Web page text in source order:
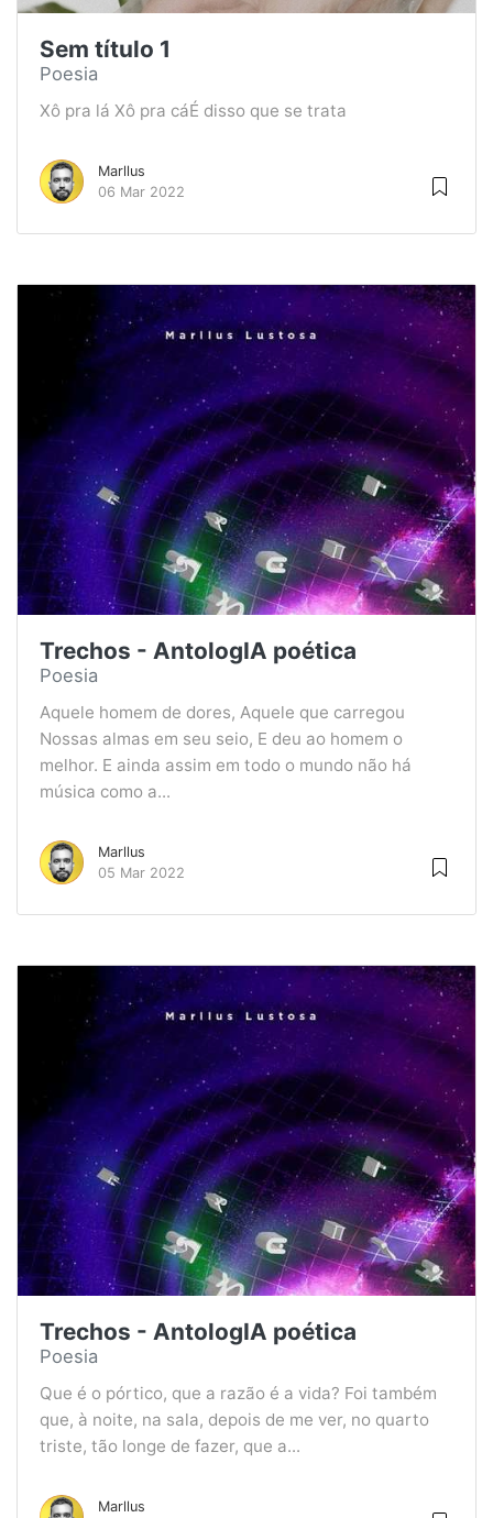
Sem título 1
Poesia
Xô pra lá Xô pra cáÉ disso que se trata
Marllus
06 Mar 2022
Trechos - AntologIA poética
Poesia
Aquele homem de dores, Aquele que carregou
Nossas almas em seu seio, E deu ao homem o
melhor. E ainda assim em todo o mundo não há
música como a...
Marllus
05 Mar 2022
Trechos - AntologIA poética
Poesia
Que é o pórtico, que a razão é a vida? Foi também
que, à noite, na sala, depois de me ver, no quarto
triste, tão longe de fazer, que a...
Marllus